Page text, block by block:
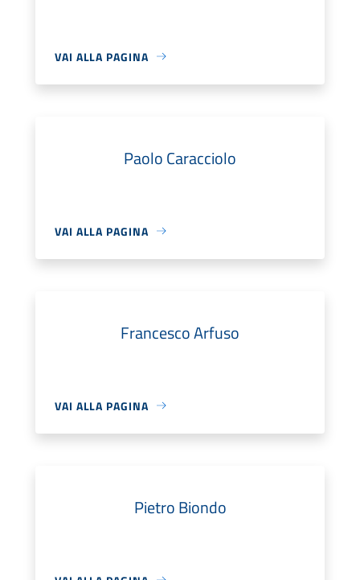
VAI ALLA PAGINA
Paolo Caracciolo
VAI ALLA PAGINA
Francesco Arfuso
VAI ALLA PAGINA
Pietro Biondo